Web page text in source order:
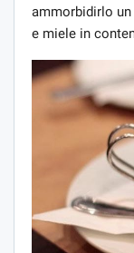
ammorbidirlo un
e miele in